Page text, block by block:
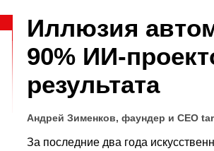
Иллюзия
90% ИИ-
результата
Андрей Зименков, фаундер и CEO
За последние два года